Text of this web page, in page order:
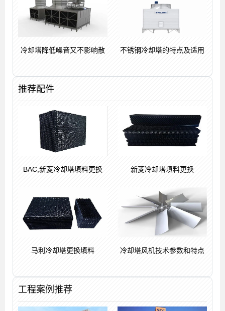
冷却塔降低噪音又不影响散 不锈钢冷却塔的特点及适用
推荐配件
BAC,新菱冷却塔填料更换 新菱冷却塔填料更换
马利冷却塔更换填料 冷却塔风机技术参数和特点
工程案例推荐